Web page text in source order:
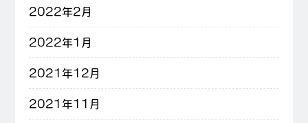
2022年2月
2022年1月
2021年12月
2021年11月